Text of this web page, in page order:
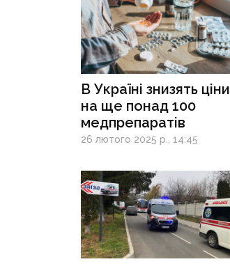
В Україні знизять ціни
на ще понад 100
медпрепаратів
26 лютого 2025 р., 14:45